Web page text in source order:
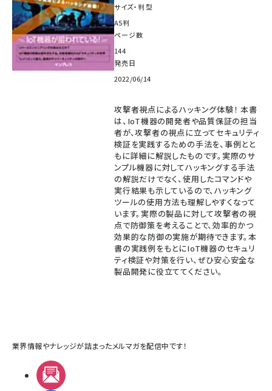
サイズ・判型
A5判
ページ数
144
発売日
2022/06/14
攻撃者視点によるハッキング体験！ 本書
は、IoT機器の開発者や品質保証の担当
者が、攻撃者の視点に立ってセキュリティ
検証を実践するための手法を、事例とと
もに詳細に解説したものです。実際のサ
ンプル機器に対してハッキングする手法
の解説だけでなく、使用したコマンドや
実行結果も示しているので、ハッキング
ツールの使用方法も理解しやすくなって
います。実際の製品に対して攻撃者の視
点で防御策を考えることで、効率的かつ
効果的な防御の実施が期待できます。本
書の実践例をもとにIoT機器のセキュリ
ティ検証や対策を行い、ぜひ安心安全な
製品開発に役立ててください。
業界情報やナレッジが詰まったメルマガを配信中です！